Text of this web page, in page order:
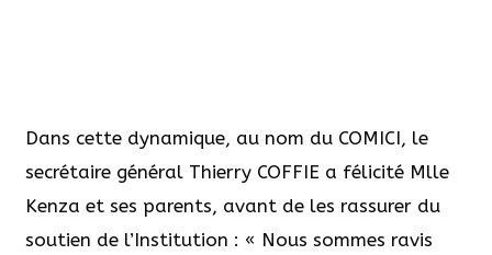
Dans cette dynamique, au nom du COMICI, le
secrétaire général Thierry COFFIE a félicité Mlle
Kenza et ses parents, avant de les rassurer du
soutien de l’Institution : « Nous sommes ravis